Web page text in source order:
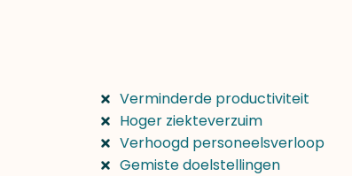
Verminderde productiviteit
Hoger ziekteverzuim
Verhoogd personeelsverloop
Gemiste doelstellingen